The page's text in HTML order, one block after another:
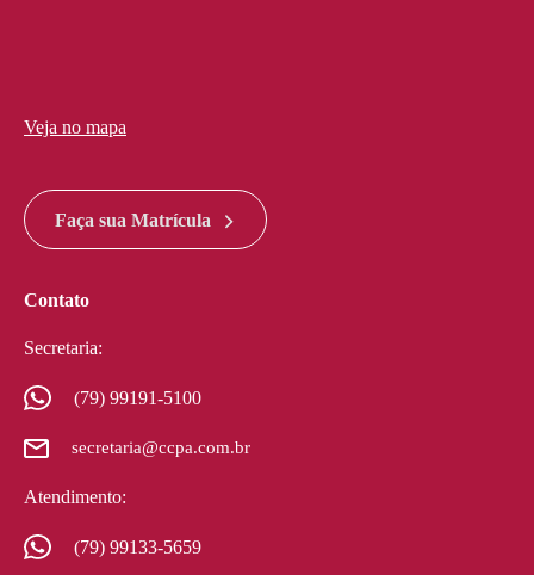
Veja no mapa
Faça sua Matrícula
Contato
Secretaria:
(79) 99191-5100
secretaria@ccpa.com.br
Atendimento:
(79) 99133-5659